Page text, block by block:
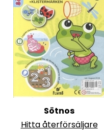
Sötnos
Hitta återförsäljare